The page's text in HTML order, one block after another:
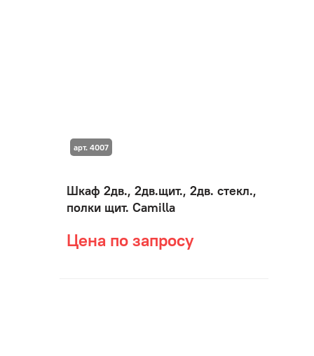
Шкаф 2дв., 2дв.щит., 2дв. стекл.,
полки щит. Camilla
Цена по запросу
арт. 4007